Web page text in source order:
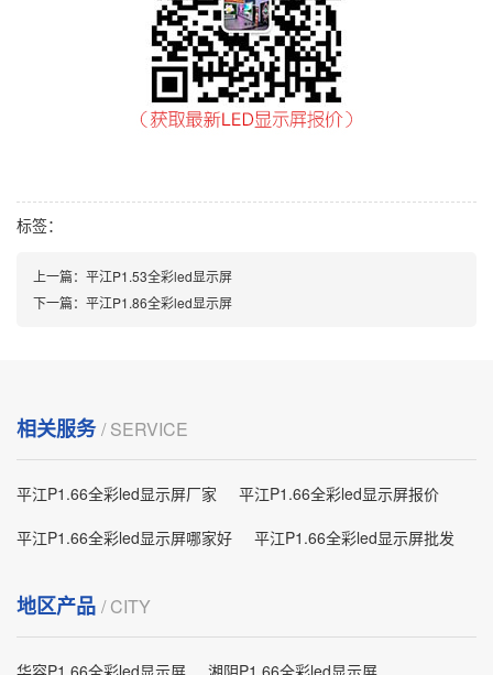
标签：
上一篇： 平江P1.53全彩led显示屏
下一篇： 平江P1.86全彩led显示屏
相关服务/ SERVICE
平江P1.66全彩led显示屏厂家
平江P1.66全彩led显示屏报价
平江P1.66全彩led显示屏哪家好
平江P1.66全彩led显示屏批发
地区产品 / CITY
华容P1.66全彩led显示屏 湘阴P1.66全彩led显示屏